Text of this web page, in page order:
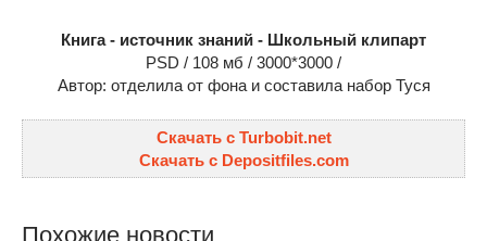
Книга - источник знаний - Школьный клипарт
PSD / 108 мб / 3000*3000 /
Автор: отделила от фона и составила набор Туся
Скачать с Turbobit.net
Скачать с Depositfiles.com
Похожие новости